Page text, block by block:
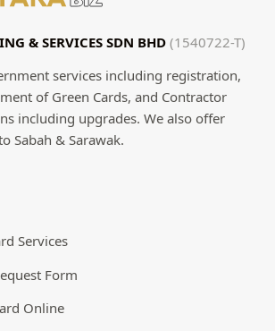
& SERVICES SDN BHD (1540722-T)
services including registration,
of Green Cards, and Contractor
including upgrades. We also offer
Sabah & Sarawak.
Services
Form
Online